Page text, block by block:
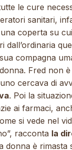
le cure
sanitari,
coperta su
compagna
Fred non
cercava di
. Poi la
ai farmaci,
si vede nel
, racconta la
donna è rimasta